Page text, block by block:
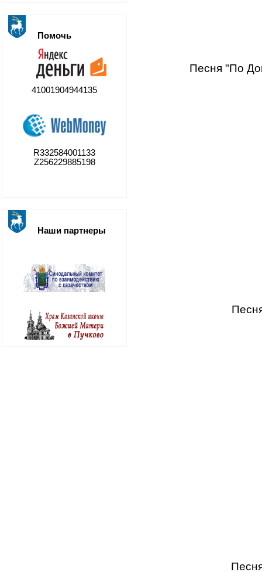
Помочь
41001904944135
R332584001133
Z256229885198
Наши партнеры
Песня "По